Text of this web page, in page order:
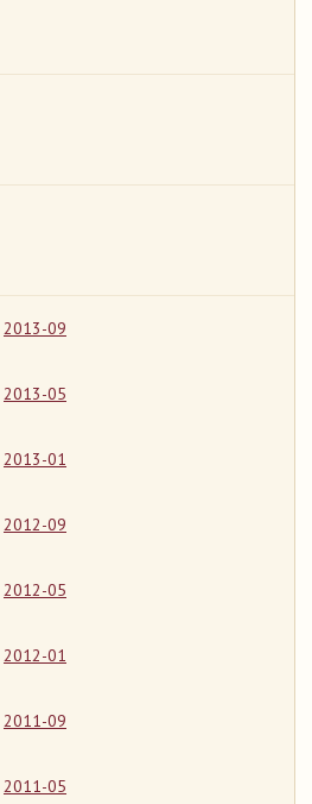
2013-09
2013-05
2013-01
2012-09
2012-05
2012-01
2011-09
2011-05